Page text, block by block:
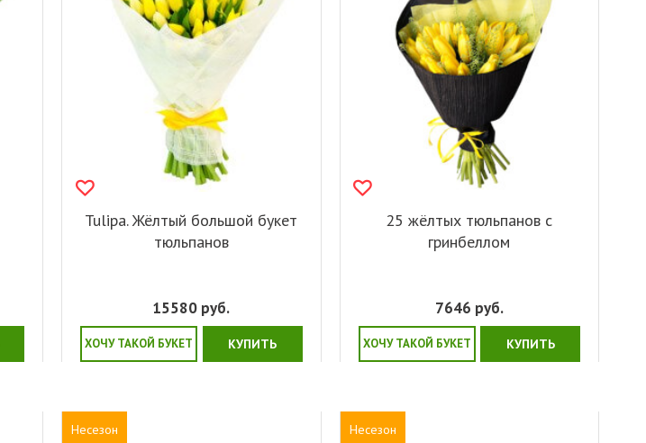
Tulipa. Жёлтый большой букет
тюльпанов
15580 руб.
ХОЧУ ТАКОЙ БУКЕТ КУПИТЬ
25 жёлтых тюльпанов с
гринбеллом
7646 руб.
ХОЧУ ТАКОЙ БУКЕТ КУПИТЬ
Несезон Несезон